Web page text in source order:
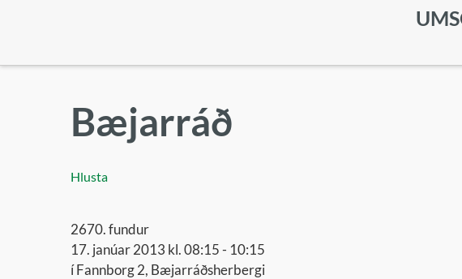
Bæjarráð
Hlusta
2670. fundur
17. janúar 2013 kl. 08:15 - 10:15
í Fannborg 2, Bæjarráðsherbergi